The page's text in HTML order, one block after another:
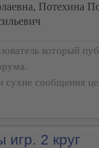
Потехина
который
сухие сообщения
игр. 2 круг